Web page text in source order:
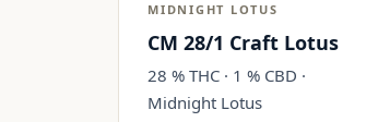
MIDNIGHT LOTUS
CM 28/1 Craft Lotus
28 % THC · 1 % CBD ·
Midnight Lotus